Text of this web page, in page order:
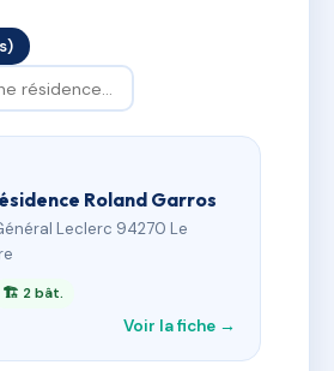
Roland Garros
Leclerc 94270 Le
🏗 2 bât.
Voir la fiche →